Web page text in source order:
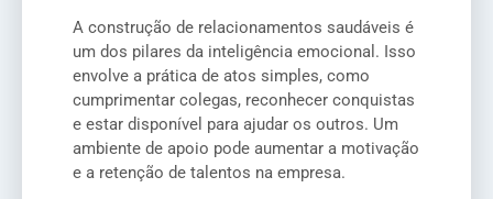
A construção de relacionamentos saudáveis é
um dos pilares da inteligência emocional. Isso
envolve a prática de atos simples, como
cumprimentar colegas, reconhecer conquistas
e estar disponível para ajudar os outros. Um
ambiente de apoio pode aumentar a motivação
e a retenção de talentos na empresa.